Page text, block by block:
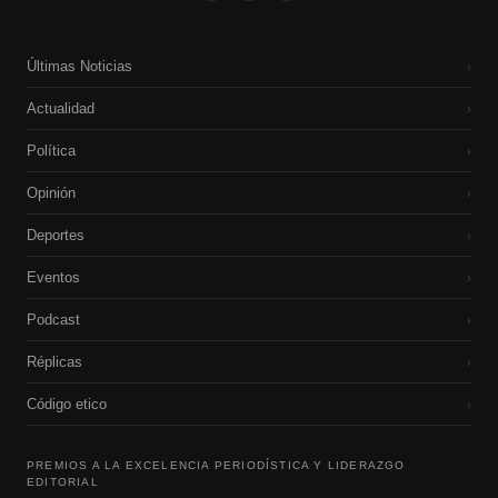
Últimas Noticias ›
Actualidad ›
Política ›
Opinión ›
Deportes ›
Eventos ›
Podcast ›
Réplicas ›
Código etico ›
PREMIOS A LA EXCELENCIA PERIODÍSTICA Y LIDERAZGO
EDITORIAL